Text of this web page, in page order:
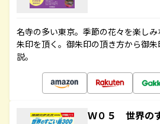
名寺の多い東京。季節の花々を楽し
朱印を頂く。御朱印の頂き方から御
説。
Ｗ０５ 世界の